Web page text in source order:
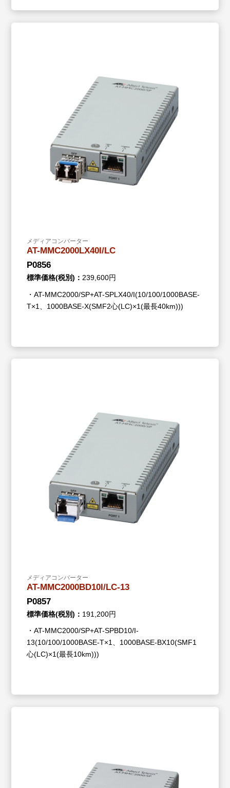
メディアコンバーター
AT-MMC2000LX40I/LC
P0856
標準価格(税別)： 239,600円
・AT-MMC2000/SP+AT-SPLX40/I(10/100/1000BASE-
T×1、1000BASE-X(SMF2心(LC)×1(最長40km)))
メディアコンバーター
AT-MMC2000BD10I/LC-13
P0857
標準価格(税別)： 191,200円
・AT-MMC2000/SP+AT-SPBD10/I-
13(10/100/1000BASE-T×1、1000BASE-BX10(SMF1
心(LC)×1(最長10km)))